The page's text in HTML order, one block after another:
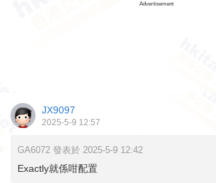
Advertisement
JX9097
2025-5-9 12:57
GA6072 發表於 2025-5-9 12:42
Exactly就係咁配置